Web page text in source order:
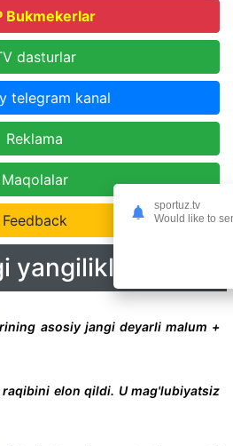
Bukmekerlar
dasturlar
telegram kanal
Reklama
Maqolalar
Feedback
yangiliklar
asosiy jangi deyarli malum +
raqibini elon qildi. U mag'lubiyatsiz
sportuz.tv
Would like to